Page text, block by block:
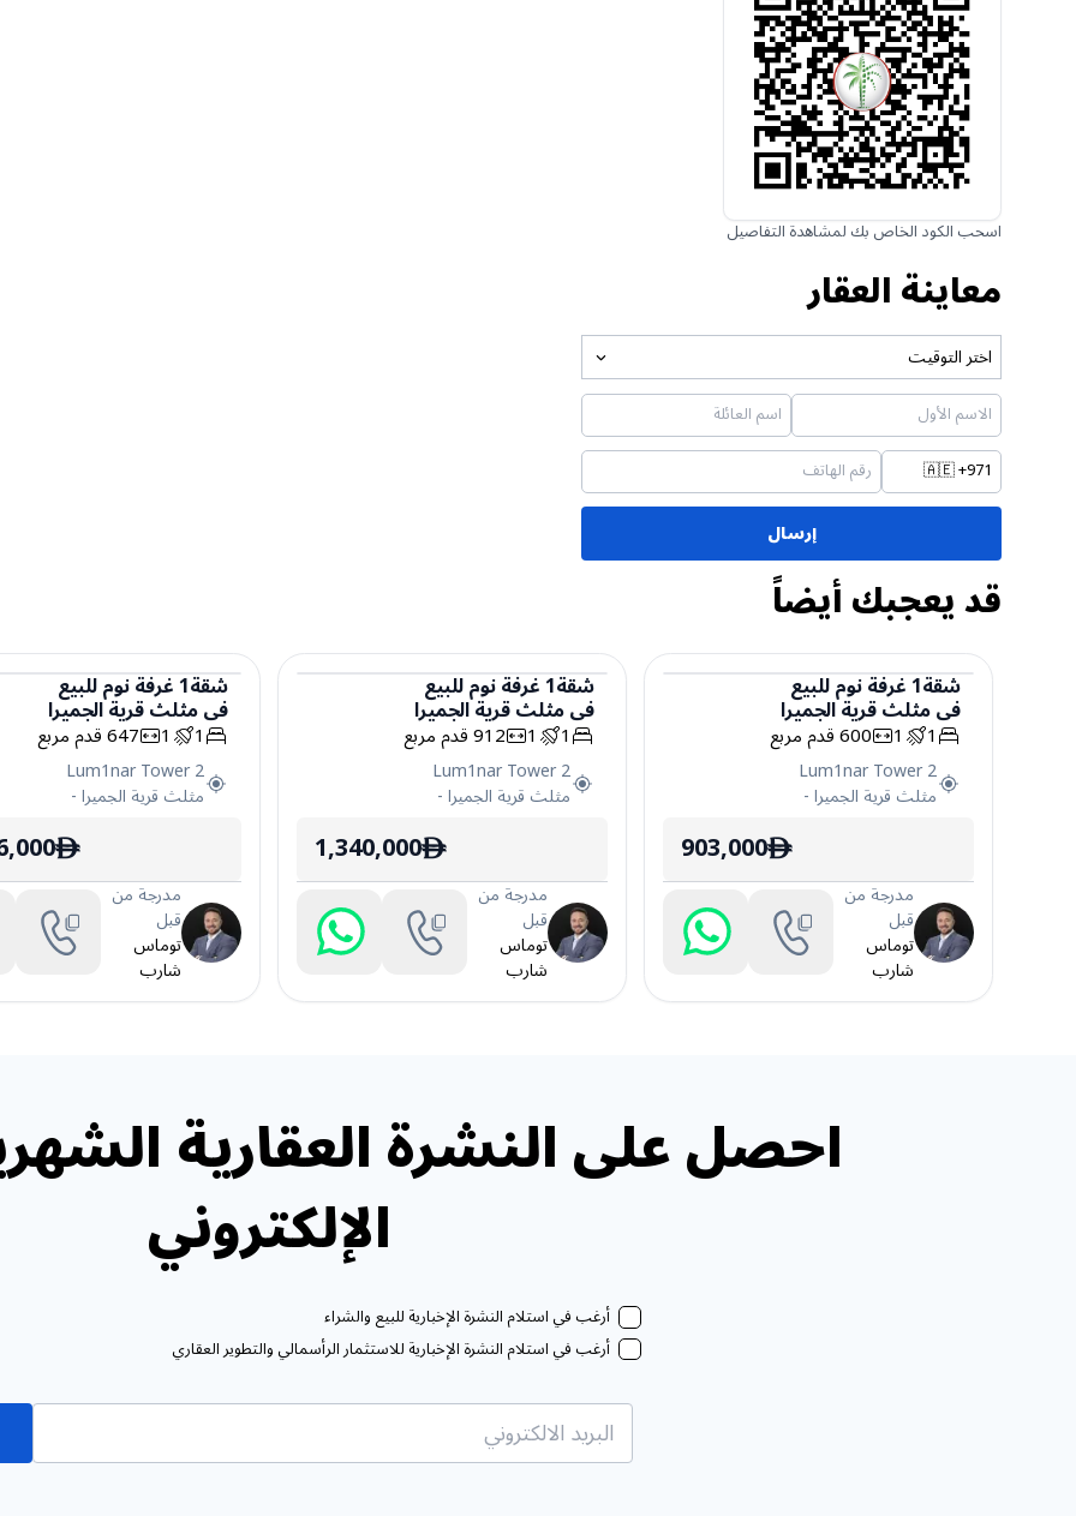
اسحب الكود الخاص بك لمشاهدة التفاصيل
معاينة العقار
اختر التوقيت
🇦🇪+971
إرسال
قد يعجبك أيضاً
شقة
شقة1غرفة نومللبيع
فيمثلث قرية الجميرا
1
1
600قدم مربع
Lum1nar Tower 2
مثلث قرية الجميرا-
ê
903,000
مدرجة من
قبل
توماس
شارب
شقة
شقة1غرفة نومللبيع
فيمثلث قرية الجميرا
1
1
912قدم مربع
Lum1nar Tower 2
مثلث قرية الجميرا-
ê
1,340,000
مدرجة من
قبل
توماس
شارب
شقة
شقة1غرفة نومللبيع
فيمثلث قرية الجميرا
1
1
647قدم مربع
Lum1nar Tower 2
مثلث قرية الجميرا-
ê
مدرجة من
قبل
توماس
شارب
احصل على النشرة العقارية
الإلكتروني
أرغب في استلام النشرة الإخبارية للبيع والشراء
أرغب في استلام النشرة الإخبارية للاستثمار الرأسمالي والتطوير العقاري